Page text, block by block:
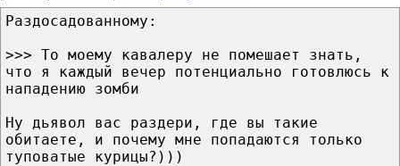
Раздосадованному:
>>> То моему кавалеру не помешает знать,
что я каждый вечер потенциально готовлюсь к
нападению зомби
Ну дьявол вас раздери, где вы такие
обитаете, и почему мне попадаются только
туповатые курицы?)))